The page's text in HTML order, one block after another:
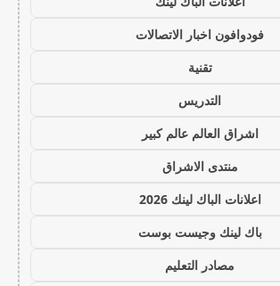
فودوافون اخبار الاتصالات
تقنية
التدريس
اشراق العالم عالم كبير
منتدى الاشراق
اعلانات الباك لينك 2026
باك لينك وجيست بوست
مصادر التعليم